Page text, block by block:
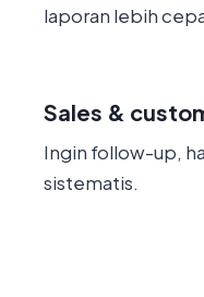
laporan lebih
Sales &
Ingin follow-up,
sistematis.